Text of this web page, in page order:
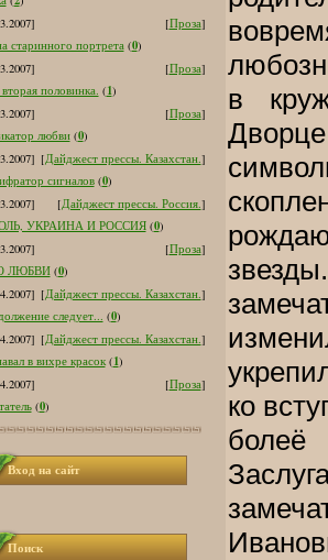
[Проза]
старинного портрета (0)
[Проза]
половинка. (1)
[Проза]
любви (0)
[Дайджест прессы. Казахстан.]
сигналов (0)
[Дайджест прессы. Россия.]
УКРАИНА И РОССИЯ (0)
[Проза]
ЛЮБВИ (0)
[Дайджест прессы. Казахстан.]
следует... (0)
[Дайджест прессы. Казахстан.]
в вихре красок (1)
[Проза]
(0)
Вход на сайт
Поиск
в
ко